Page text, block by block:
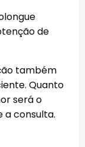
de
também
Quanto
será o
consulta.